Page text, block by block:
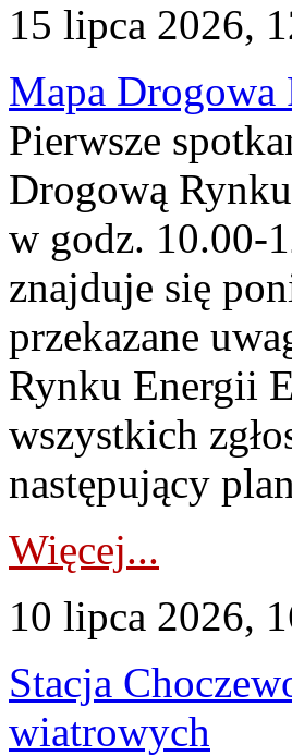
15 lipca 2026,
Mapa
Pierwsze
Drogową
w godz. 10.00-
znajduje się
przekazane
Rynku Energii
wszystkich
następujący
Więcej...
10 lipca 2026,
Stacja
wiatrowych